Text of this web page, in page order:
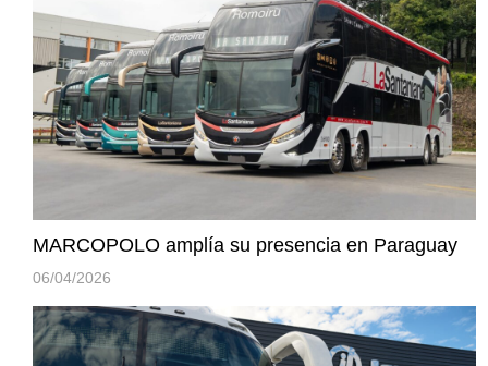
MARCOPOLO amplía su presencia en Paraguay
06/04/2026